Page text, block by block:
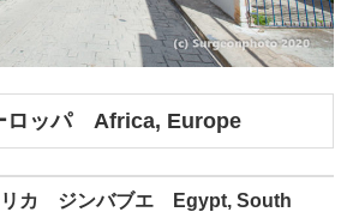
ロッパ Africa, Europe
カ ジンバブエ Egypt, South